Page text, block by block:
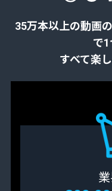
35万本以上の動画
で
すべて楽